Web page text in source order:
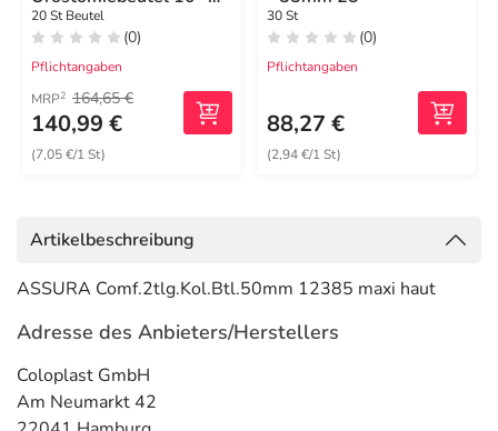
55mm
20 St Beutel
(0)
Pflichtangaben
MRP2 164,65 €
140,99 €
(7,05 €/1 St)
30 St
(0)
Pflichtangaben
88,27 €
(2,94 €/1 St)
Artikelbeschreibung
ASSURA Comf.2tlg.Kol.Btl.50mm 12385 maxi haut
Adresse des Anbieters/Herstellers
Coloplast GmbH
Am Neumarkt 42